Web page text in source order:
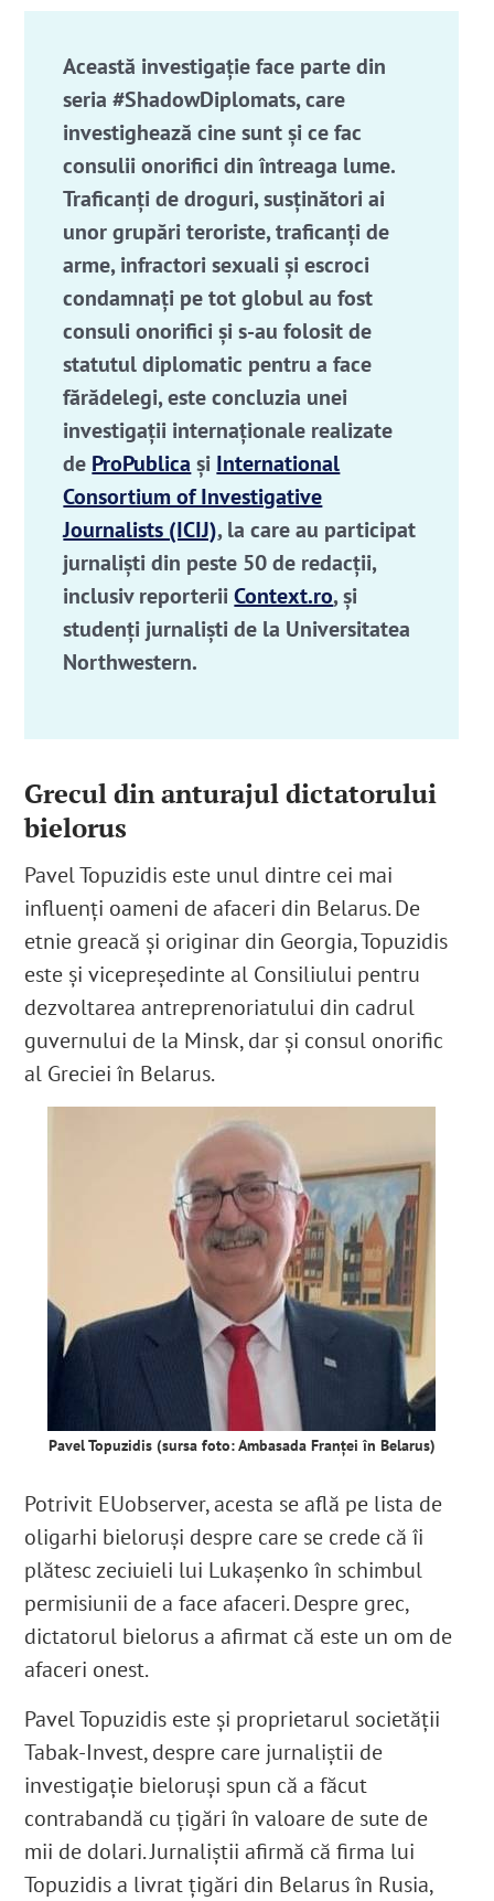
Această investigație face parte din
seria #ShadowDiplomats, care
investighează cine sunt și ce fac
consulii onorifici din întreaga lume.
Traficanți de droguri, susținători ai
unor grupări teroriste, traficanți de
arme, infractori sexuali și escroci
condamnați pe tot globul au fost
consuli onorifici și s-au folosit de
statutul diplomatic pentru a face
fărădelegi, este concluzia unei
investigații internaționale realizate
de ProPublica și International
Consortium of Investigative
Journalists (ICIJ), la care au participat
jurnaliști din peste 50 de redacții,
inclusiv reporteriiContext.ro, și
studenți jurnaliști de la Universitatea
Northwestern.
Grecul din anturajul dictatorului
bielorus
Pavel Topuzidis este unul dintre cei mai
influenți oameni de afaceri din Belarus. De
etnie greacă și originar din Georgia, Topuzidis
este și vicepreședinte al Consiliului pentru
dezvoltarea antreprenoriatului din cadrul
guvernului de la Minsk, dar și consul onorific
al Greciei în Belarus.
Pavel Topuzidis (sursa foto: Ambasada Franței în Belarus)
Potrivit EUobserver, acesta se află pe lista de
oligarhi bieloruși despre care se crede că îi
plătesc zeciuieli lui Lukașenko în schimbul
permisiunii de a face afaceri. Despre grec,
dictatorul bielorus a afirmat că este un om de
afaceri onest.
Pavel Topuzidis este și proprietarul societății
Tabak-Invest, despre care jurnaliștii de
investigație bieloruși spun că a făcut
contrabandă cu țigări în valoare de sute de
mii de dolari. Jurnaliștii afirmă că firma lui
Topuzidis a livrat țigări din Belarus în Rusia,